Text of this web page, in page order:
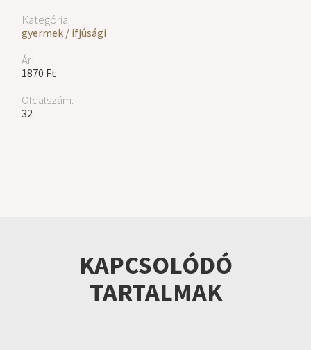
Kategória:
gyermek / ifjúsági
Ár:
1870 Ft
Oldalszám:
32
KAPCSOLÓDÓ
TARTALMAK